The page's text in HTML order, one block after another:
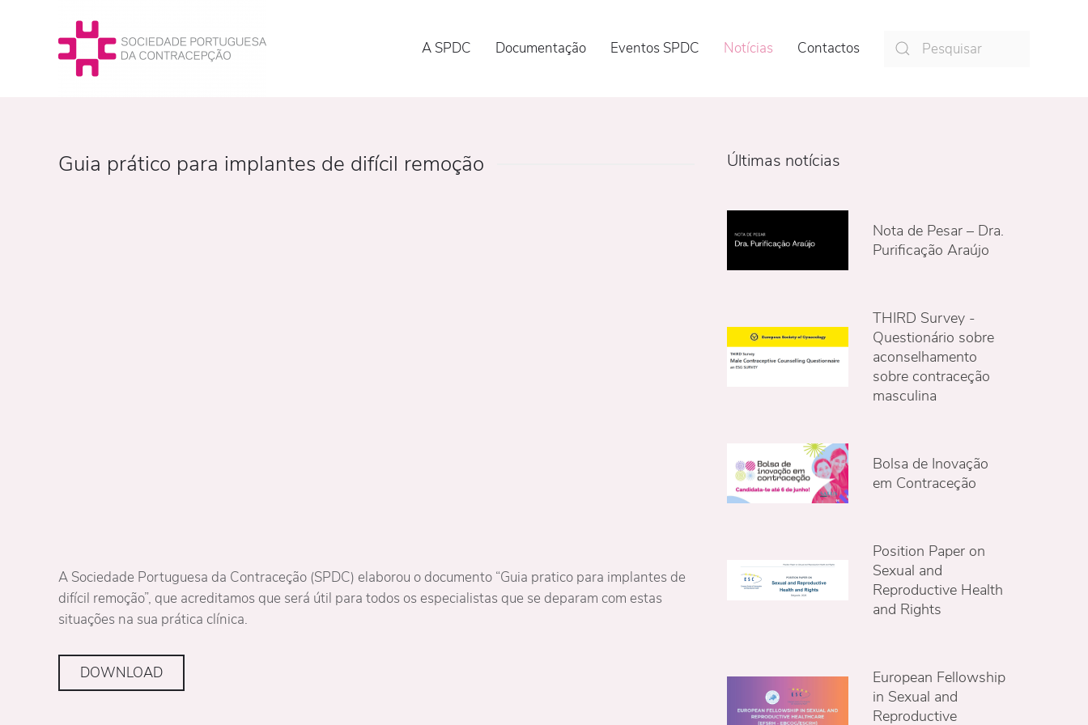
A SPDC Documentação Eventos SPDC Notícias Contactos
Guia prático para implantes de difícil remoção
A Sociedade Portuguesa da Contraceção (SPDC) elaborou o documento “Guia pratico para implantes de
difícil remoção”, que acreditamos que será útil para todos os especialistas que se deparam com estas
situações na sua prática clínica.
DOWNLOAD
Últimas notícias
Nota de Pesar – Dra.
Purificação Araújo
THIRD Survey -
Questionário sobre
aconselhamento
sobre contraceção
masculina
Bolsa de Inovação
em Contraceção
Position Paper on
Sexual and
Reproductive Health
and Rights
European Fellowship
in Sexual and
Reproductive